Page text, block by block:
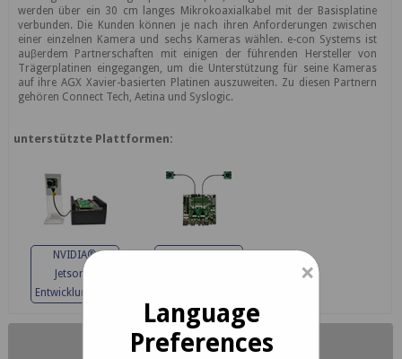
werden über ein 30 cm langes Mikrokoaxialkabel mit der Basisplatine
verbunden. Die Kunden können je nach ihren Anforderungen zwischen
einer einzelnen Kamera und sechs Kameras wählen. e-con Systems ist
auβerdem Partnerschaften mit einigen der führenden Hersteller von
Trägerplatinen eingegangen, um die Unterstützung für seine Kameras
auf ihre AGX Xavier-basierten Platinen auszuweiten. Zu diesen Partnern
gehören Connect Tech, Aetina und Syslogic.
unterstützte Plattformen:
NVIDIA®
Jetson™
Entwicklungskits
Hauptmerkmale
×
Language
Preferences